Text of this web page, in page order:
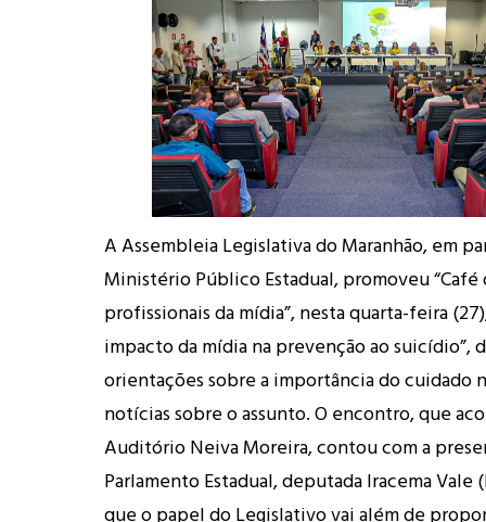
A Assembleia Legislativa do Maranhão, em
Ministério Público Estadual, promoveu “Café
profissionais da mídia”, nesta quarta-feira
impacto da mídia na prevenção ao suicídio”,
orientações sobre a importância do cuidado
notícias sobre o assunto. O encontro, que
Auditório Neiva Moreira, contou com a
Parlamento Estadual, deputada Iracema Vale
que o papel do Legislativo vai além de